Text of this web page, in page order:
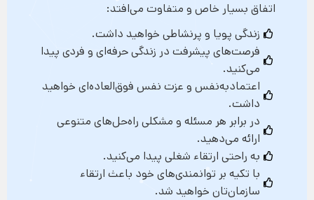
اتفاق بسیار خاص و متفاوت می‌افتد:
زندگی پویا و پرنشاطی خواهید داشت.
فرصت‌های پیشرفت در زندگی حرفه‌ای و فردی پیدا
می‌کنید.
اعتمادبه‌نفس و عزت نفس فوق‌العاده‌ای خواهید
داشت.
در برابر هر مسئله و مشکلی راه‌حل‌های متنوعی
ارائه می‌دهید.
به راحتی ارتقاء شغلی پیدا می‌کنید.
با تکیه بر توانمندی‌های خود باعث ارتقاء
سازمان‌تان خواهید شد.